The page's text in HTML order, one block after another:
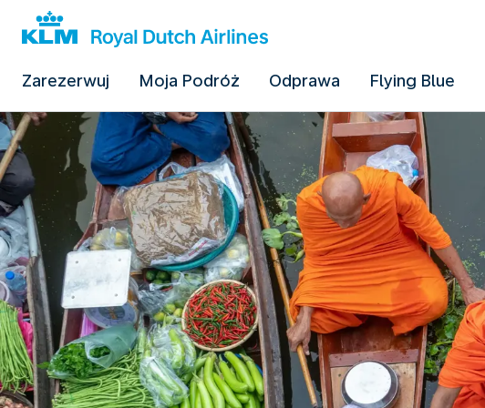
Zarezerwuj Moja Podróż Odprawa Flying Blue